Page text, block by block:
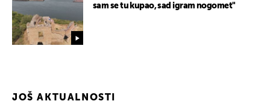
sam se tu kupao, sad igram nogomet"
JOŠ AKTUALNOSTI